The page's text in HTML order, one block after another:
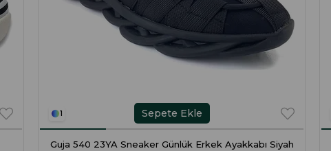
1
Guja 540 23YA Sneaker Günlük Erkek Ayakkabı Siyah
Sepete Ekle